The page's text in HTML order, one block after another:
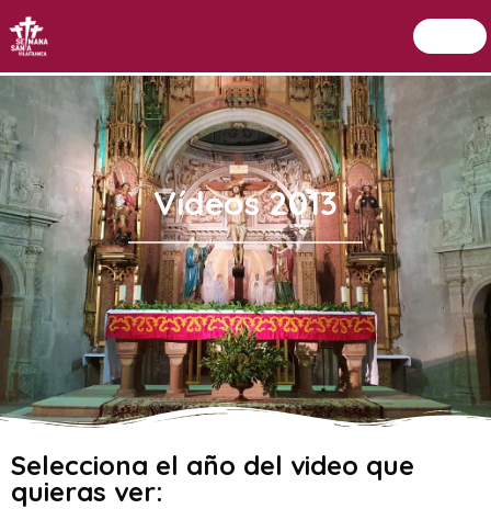
Setmana Santa Vilafranca
Vídeos 2013
Selecciona el año del video que
quieras ver: